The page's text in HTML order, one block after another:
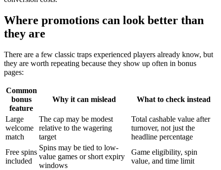
Where promotions can look better than
they are
There are a few classic traps experienced players already know, but
they are worth repeating because they show up often in bonus
pages:
Common
bonus
feature
Why it can mislead What to check instead
Large
welcome
match
The cap may be modest
relative to the wagering
target
Total cashable value after
turnover, not just the
headline percentage
Free spins
included
Spins may be tied to low-
value games or short expiry
windows
Game eligibility, spin
value, and time limit